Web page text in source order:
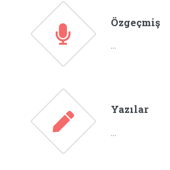
Özgeçmiş
...
Yazılar
...